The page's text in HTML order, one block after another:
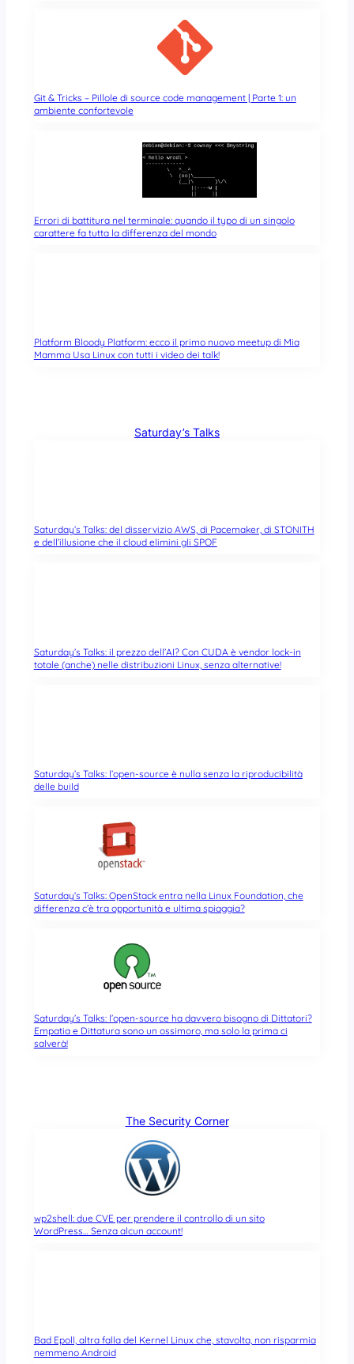
Git & Tricks – Pillole di source code management | Parte 1: un
ambiente confortevole
Errori di battitura nel terminale: quando il typo di un singolo
carattere fa tutta la differenza del mondo
Platform Bloody Platform: ecco il primo nuovo meetup di Mia
Mamma Usa Linux con tutti i video dei talk!
Saturday’s Talks
Saturday’s Talks: del disservizio AWS, di Pacemaker, di STONITH
e dell’illusione che il cloud elimini gli SPOF
Saturday’s Talks: il prezzo dell’AI? Con CUDA è vendor lock-in
totale (anche) nelle distribuzioni Linux, senza alternative!
Saturday’s Talks: l’open-source è nulla senza la riproducibilità
delle build
Saturday’s Talks: OpenStack entra nella Linux Foundation, che
differenza c’è tra opportunità e ultima spiaggia?
Saturday’s Talks: l’open-source ha davvero bisogno di Dittatori?
Empatia e Dittatura sono un ossimoro, ma solo la prima ci
salverà!
The Security Corner
wp2shell: due CVE per prendere il controllo di un sito
WordPress… Senza alcun account!
Bad Epoll, altra falla del Kernel Linux che, stavolta, non risparmia
nemmeno Android